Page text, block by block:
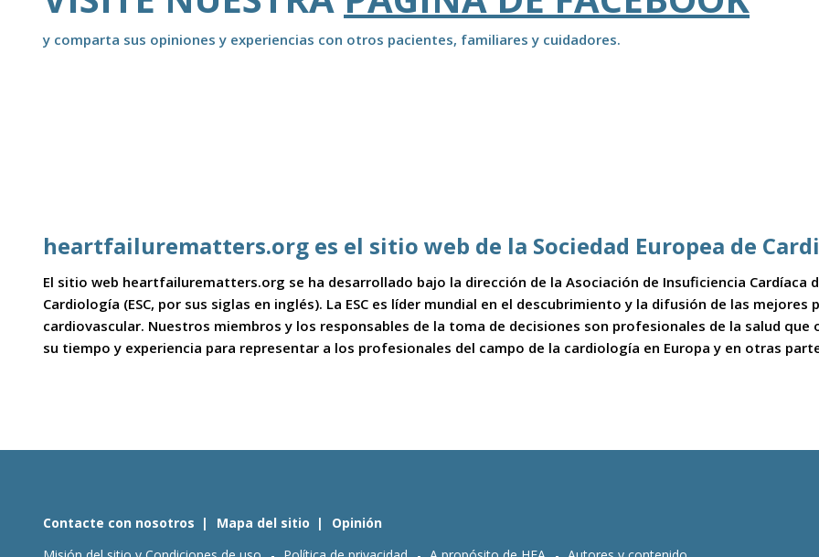
y comparta sus opiniones y experiencias con otros pacientes, familiares y cuidadores.
heartfailurematters.org es el sitio web de la Sociedad Europea de
El sitio web heartfailurematters.org se ha desarrollado bajo la dirección de la Asociación de Insuficiencia Cardíaca
Cardiología (ESC, por sus siglas en inglés). La ESC es líder mundial en el descubrimiento y la difusión de las mejores
cardiovascular. Nuestros miembros y los responsables de la toma de decisiones son profesionales de la salud
su tiempo y experiencia para representar a los profesionales del campo de la cardiología en Europa y en otras
Contacte con nosotros Mapa del sitio
Opinión